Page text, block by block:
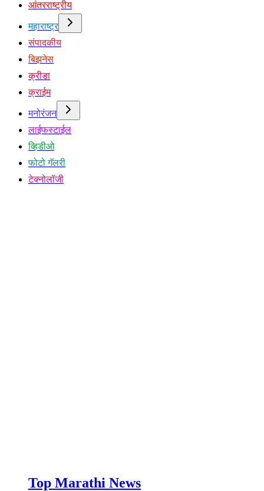
आंतरराष्ट्रीय
महाराष्ट्र
संपादकीय
बिझनेस
क्रीडा
क्राईम
मनोरंजन
लाईफस्टाईल
व्हिडीओ
फोटो गॅलरी
टेक्नोलॉजी
Top Marathi News